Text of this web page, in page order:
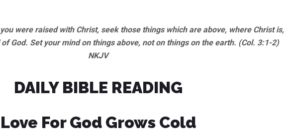
were raised with Christ, seek those things which are above, where Christ is,
God. Set your mind on things above, not on things on the earth. (Col. 3:1-2)
NKJV
DAILY BIBLE READING
Love For God Grows Cold